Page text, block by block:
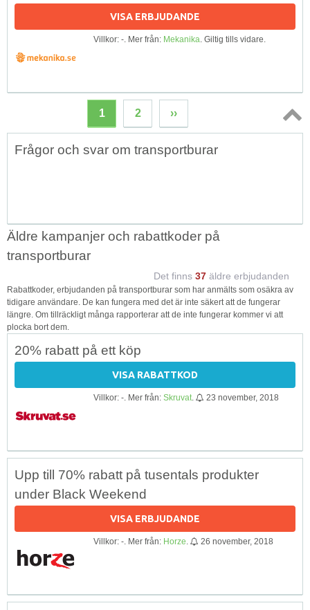
VISA ERBJUDANDE
Villkor: -. Mer från: Mekanika. Giltig tills vidare.
1 2 ››
Topp
Frågor och svar om transportburar
Äldre kampanjer och rabattkoder på
transportburar
Det finns 37 äldre erbjudanden
Rabattkoder, erbjudanden på transportburar som har anmälts som osäkra av
tidigare användare. De kan fungera med det är inte säkert att de fungerar
längre. Om tillräckligt många rapporterar att de inte fungerar kommer vi att
plocka bort dem.
20% rabatt på ett köp
VISA RABATTKOD
Villkor: -. Mer från: Skruvat 23 november, 2018
Upp till 70% rabatt på tusentals produkter
under Black Weekend
VISA ERBJUDANDE
Villkor: -. Mer från: Horze 26 november, 2018